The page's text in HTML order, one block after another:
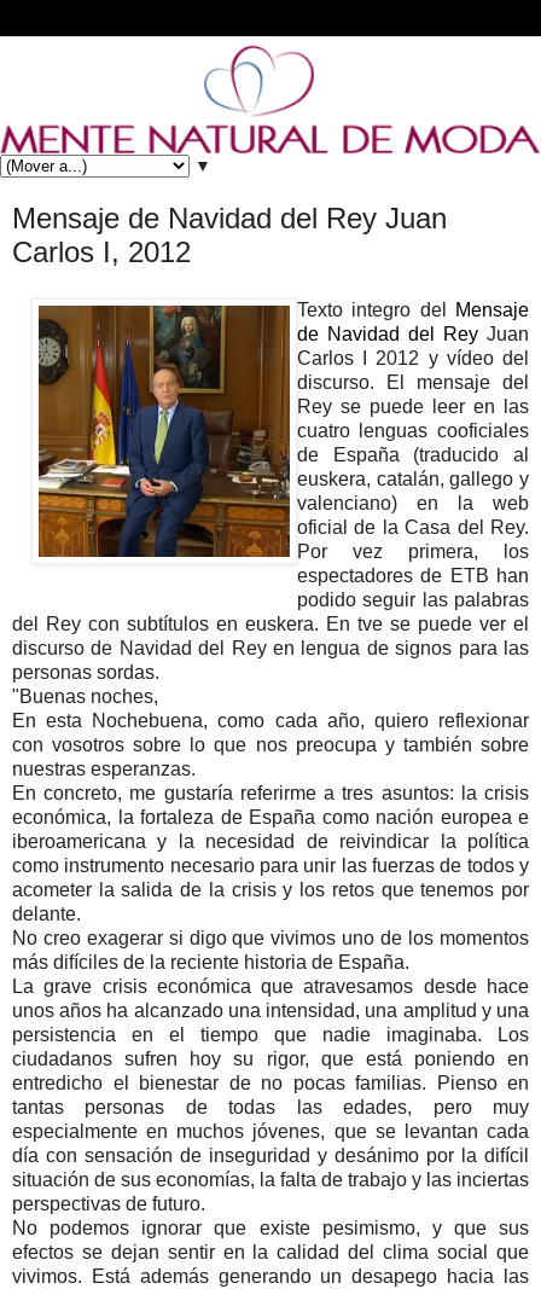
▼
Mensaje de Navidad del Rey Juan
Carlos I, 2012
Texto integro del
Mensaje
de Navidad del ReyJuan
Carlos I 2012 y vídeo del
discurso. El mensaje del
Rey se puede leer en las
cuatro lenguas cooficiales
de España (traducido al
euskera, catalán, gallego y
valenciano) en la web
oficial de la Casa del Rey.
Por vez primera, los
espectadores de ETB han
podido seguir las palabras
del Rey con subtítulos en euskera. En tve se puede ver el
discurso de Navidad del Rey en lengua de signos para las
personas sordas.
"Buenas noches,
En esta Nochebuena, como cada año, quiero reflexionar
con vosotros sobre lo que nos preocupa y también sobre
nuestras esperanzas.
En concreto, me gustaría referirme a tres asuntos: la crisis
económica, la fortaleza de España como nación europea e
iberoamericana y la necesidad de reivindicar la política
como instrumento necesario para unir las fuerzas de todos y
acometer la salida de la crisis y los retos que tenemos por
delante.
No creo exagerar si digo que vivimos uno de los momentos
más difíciles de la reciente historia de España.
La grave crisis económica que atravesamos desde hace
unos años ha alcanzado una intensidad, una amplitud y una
persistencia en el tiempo que nadie imaginaba. Los
ciudadanos sufren hoy su rigor, que está poniendo en
entredicho el bienestar de no pocas familias. Pienso en
tantas personas de todas las edades, pero muy
especialmente en muchos jóvenes, que se levantan cada
día con sensación de inseguridad y desánimo por la difícil
situación de sus economías, la falta de trabajo y las inciertas
perspectivas de futuro.
No podemos ignorar que existe pesimismo, y que sus
efectos se dejan sentir en la calidad del clima social que
vivimos. Está además generando un desapego hacia las